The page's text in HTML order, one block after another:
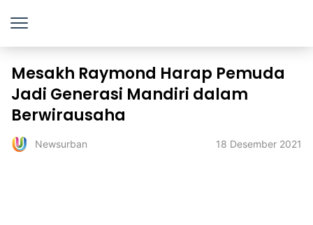
Mesakh Raymond Harap Pemuda
Jadi Generasi Mandiri dalam
Berwirausaha
Newsurban 18 Desember 2021